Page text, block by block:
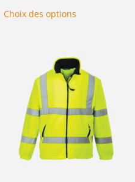
Choix des options